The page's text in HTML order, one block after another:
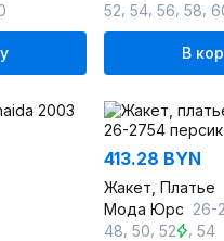
52 54 56 58
В
413.28 BYN
Жакет, Платье
Мода Юрс 26-
48 50 52 ,54